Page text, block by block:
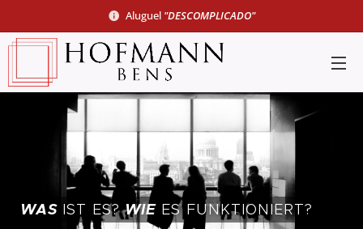
Aluguel "DESCOMPLICADO"
WAS IST ES?WIE ES FUNKTIONIERT?